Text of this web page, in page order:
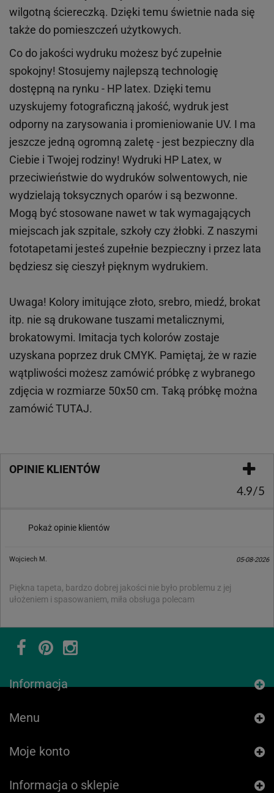
wilgotną ściereczką. Dzięki temu świetnie nada się
także do pomieszczeń użytkowych.
Co do jakości wydruku możesz być zupełnie
spokojny! Stosujemy najlepszą technologię
dostępną na rynku - HP latex. Dzięki temu
uzyskujemy fotograficzną jakość, wydruk jest
odporny na zarysowania i promieniowanie UV. I ma
jeszcze jedną ogromną zaletę - jest bezpieczny dla
Ciebie i Twojej rodziny! Wydruki HP Latex, w
przeciwieństwie do wydruków solwentowych, nie
wydzielają toksycznych oparów i są bezwonne.
Mogą być stosowane nawet w tak wymagających
miejscach jak szpitale, szkoły czy żłobki. Z naszymi
fototapetami jesteś zupełnie bezpieczny i przez lata
będziesz się cieszył pięknym wydrukiem.
Uwaga! Kolory imitujące złoto, srebro, miedź, brokat
itp. nie są drukowane tuszami metalicznymi,
brokatowymi. Imitacja tych kolorów zostaje
uzyskana poprzez druk CMYK. Pamiętaj, że w razie
wątpliwości możesz zamówić próbkę z wybranego
zdjęcia w rozmiarze 50x50 cm. Taką próbkę można
zamówićTUTAJ.
OPINIE KLIENTÓW
4.9/5
Pokaż opinie klientów
Wojciech M. 05-08-2026
Piękna tapeta, bardzo dobrej jakości nie było problemu z jej
ułożeniem i spasowaniem, miła obsługa polecam
Informacja
Menu
Moje konto
Informacja o sklepie